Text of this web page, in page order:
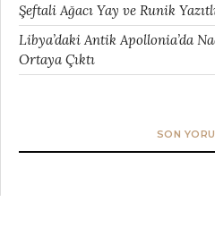
Şeftali Ağacı Yay ve Runik
Libya’daki Antik Apollonia’da
Ortaya Çıktı
SON